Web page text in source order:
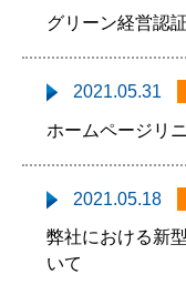
グリーン経営認
2021.05.31
ホームページリ
2021.05.18
弊社における新
いて